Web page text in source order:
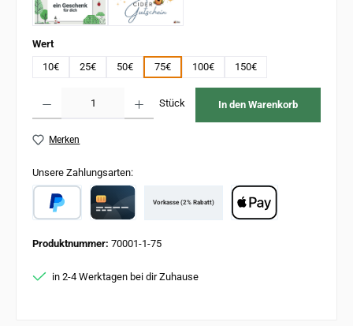
Motiv 4 Motiv 5
Wertauswählen
10€
25€ 50€ 75€ 100€ 150€
Stück In den Warenkorb
Merken
Unsere Zahlungsarten:
Vorkasse (2% Rabatt)
Produktnummer: 70001-1-75
in 2-4 Werktagen bei dir Zuhause